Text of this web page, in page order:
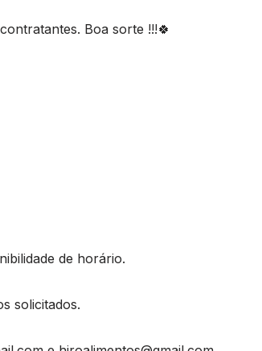
Boa sorte !!!🍀
de horário.
solicitados.